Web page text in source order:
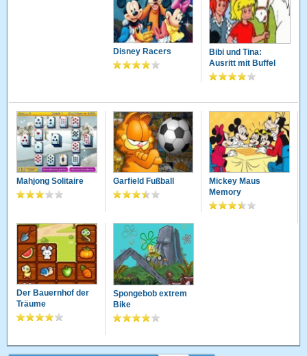
Disney Racers
Bibi und Tina:
Ausritt mit Buffel
Mahjong Solitaire Garfield Fußball
Mickey Maus
Memory
Der Bauernhof der
Träume
Spongebob extrem
Bike